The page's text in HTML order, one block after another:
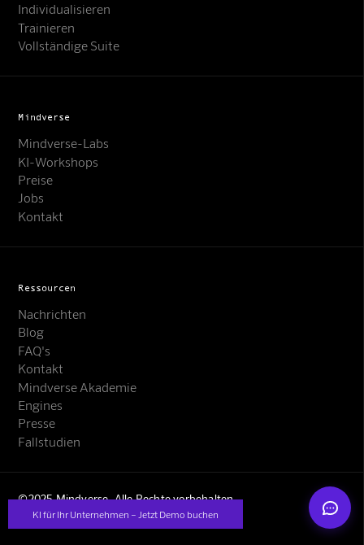
KI für Ihr Unternehmen – Jetzt Demo buchen
Mindverse Support
Individualisieren
Trainieren
Vollständige Suite
Mindverse
Mindverse-Labs
KI-Workshops
Preise
Jobs
Kontakt
Ressourcen
Nachrichten
Blog
FAQ's
Kontakt
Mindverse Akademie
Engines
Presse
Fallstudien
©2025 Mindverse. Alle Rechte vorbehalten